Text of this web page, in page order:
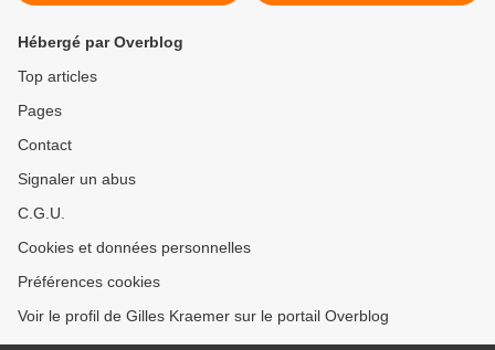
Hébergé par Overblog
Top articles
Pages
Contact
Signaler un abus
C.G.U.
Cookies et données personnelles
Préférences cookies
Voir le profil de Gilles Kraemer sur le portail Overblog